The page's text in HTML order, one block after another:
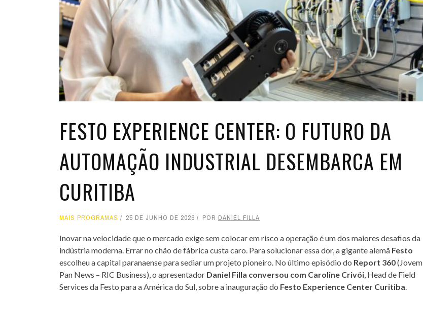
FESTO EXPERIENCE CENTER: O FUTURO DA
AUTOMAÇÃO INDUSTRIAL DESEMBARCA EM
CURITIBA
MAIS PROGRAMAS 25 DE JUNHO DE 2026 POR DANIEL FILLA
Inovar na velocidade que o mercado exige sem colocar em risco a operação é um dos maiores desafios da
indústria moderna. Errar no chão de fábrica custa caro. Para solucionar essa dor, a gigante alemã Festo
escolheu a capital paranaense para sediar um projeto pioneiro. No último episódio do Report 360(Jovem
Pan News – RIC Business), o apresentador Daniel Filla conversou com Caroline Crivói , Head de Field
Services da Festo para a América do Sul, sobre a inauguração do Festo Experience Center Curitiba